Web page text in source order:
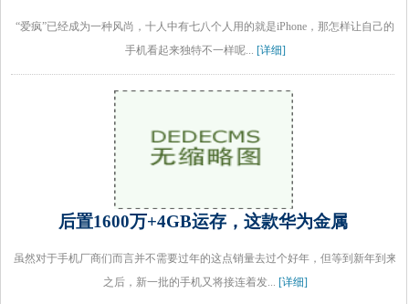
“爱疯”已经成为一种风尚，十人中有七八个人用的就是iPhone，那怎样让自己的
手机看起来独特不一样呢... [详细]
后置1600万+4GB运存，这款华为金属
虽然对于手机厂商们而言并不需要过年的这点销量去过个好年，但等到新年到来
之后，新一批的手机又将接连着发... [详细]